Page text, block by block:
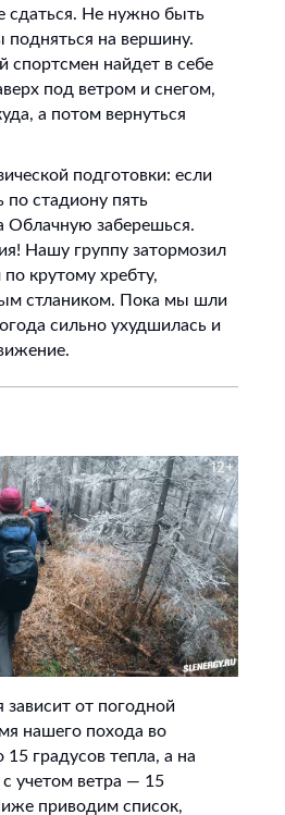
сдаться. Не нужно быть
на вершину.
спортсмен найдет в себе
под ветром и снегом,
а потом вернуться
подготовки: если
стадиону пять
Облачную заберешься.
Нашу группу затормозил
крутому хребту,
стлаником. Пока мы шли
сильно ухудшилась и
от погодной
нашего похода во
градусов тепла, а на
учетом ветра — 15
приводим список,